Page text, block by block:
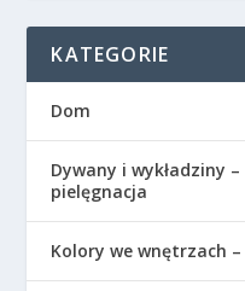
KATEGORIE
Dom
Dywany i wykładziny
pielęgnacja
Kolory we wnętrzach